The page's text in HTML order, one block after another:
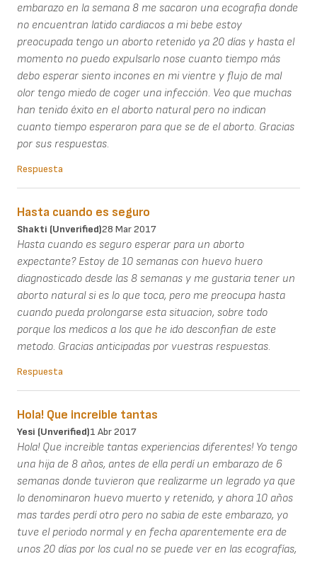
embarazo en la semana 8 me sacaron una ecografia donde
no encuentran latido cardiacos a mi bebe estoy
preocupada tengo un aborto retenido ya 20 días y hasta el
momento no puedo expulsarlo nose cuanto tiempo más
debo esperar siento incones en mi vientre y flujo de mal
olor tengo miedo de coger una infección. Veo que muchas
han tenido éxito en el aborto natural pero no indican
cuanto tiempo esperaron para que se de el aborto. Gracias
por sus respuestas.
Respuesta
Hasta cuando es seguro
Shakti (unverified)28 Mar 2017
Hasta cuando es seguro esperar para un aborto
expectante? Estoy de 10 semanas con huevo huero
diagnosticado desde las 8 semanas y me gustaria tener un
aborto natural si es lo que toca, pero me preocupa hasta
cuando pueda prolongarse esta situacion, sobre todo
porque los medicos a los que he ido desconfian de este
metodo. Gracias anticipadas por vuestras respuestas.
Respuesta
Hola! Que increible tantas
Yesi (unverified)1 Abr 2017
Hola! Que increible tantas experiencias diferentes! Yo tengo
una hija de 8 años, antes de ella perdí un embarazo de 6
semanas donde tuvieron que realizarme un legrado ya que
lo denominaron huevo muerto y retenido, y ahora 10 años
mas tardes perdí otro pero no sabia de este embarazo, yo
tuve el periodo normal y en fecha aparentemente era de
unos 20 días por los cual no se puede ver en las ecografías,